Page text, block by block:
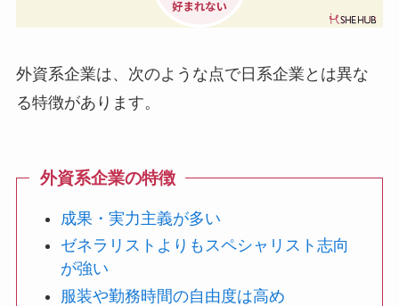
外資系企業は、次のような点で日系企業とは異な
る特徴があります。
外資系企業の特徴
成果・実力主義が多い
ゼネラリストよりもスペシャリスト志向
が強い
服装や勤務時間の自由度は高め